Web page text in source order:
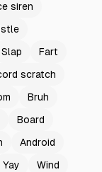
siren
Slap
Fart
scratch
Bruh
Board
Android
Yay
Wind